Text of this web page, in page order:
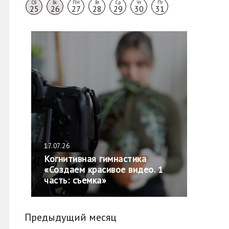
Сб
25
Вс
26
ПН
27
Вт
28
Ср
29
Чт
30
Пт
31
17.07.26
Когнитивная гимнастика
«Создаем красивое видео. 1
часть: съемка»
Предыдущий месяц